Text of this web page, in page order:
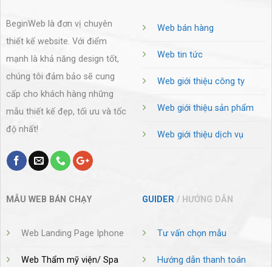
BeginWeb là đơn vị chuyên
thiết kế website. Với điểm
mạnh là khả năng design tốt,
chúng tôi đảm bảo sẽ cung
cấp cho khách hàng những
mẫu thiết kế đẹp, tối ưu và tốc
độ nhất!
Web bán hàng
Web tin tức
Web giới thiệu công ty
Web giới thiệu sản phẩm
Web giới thiệu dịch vụ
MẪU WEB BÁN CHẠY
Web Landing Page Iphone
Web Thẩm mỹ viện/ Spa
GUIDER / HƯỚNG DẪN
Tư vấn chọn mẫu
Hướng dẫn thanh toán